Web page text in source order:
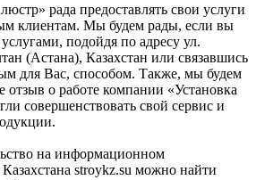
рада предоставлять свои услуги
клиентам. Мы будем рады, если вы
подойдя по адресу ул.
(Астана), Казахстан или связавшись
для Вас, способом. Также, мы будем
отзыв о работе компании «Установка
совершенствовать свой сервис и
на информационном
stroykz.su можно найти